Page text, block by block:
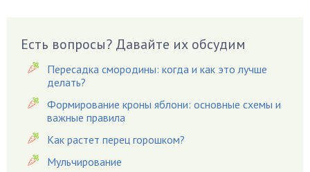
Виноград
Вишня
Вредители
Гардения
Гацания
Гвоздики
Георгины
Есть вопросы? Давайте их обсудим
Пересадка смородины: когда и как это лучше
делать?
Формирование кроны яблони: основные схемы и
важные правила
Как растет перец горошком?
Мульчирование